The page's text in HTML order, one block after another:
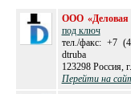
ООО «Деловая
под ключ
тел./факс: +7
dtruba
123298 Россия,
Перейти на